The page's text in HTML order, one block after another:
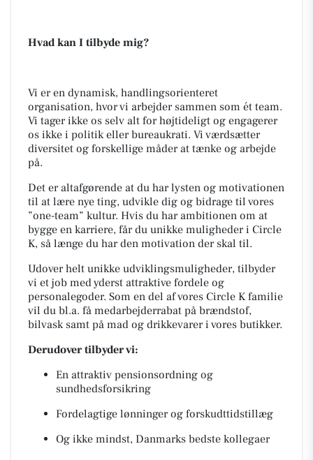
Hvad kan I tilbyde mig?
Vi er en dynamisk, handlingsorienteret
organisation, hvor vi arbejder sammen som ét team.
Vi tager ikke os selv alt for højtideligt og engagerer
os ikke i politik eller bureaukrati. Vi værdsætter
diversitet og forskellige måder at tænke og arbejde
på.
Det er altafgørende at du har lysten og motivationen
til at lære nye ting, udvikle dig og bidrage til vores
”one-team” kultur. Hvis du har ambitionen om at
bygge en karriere, får du unikke muligheder i Circle
K, så længe du har den motivation der skal til.
Udover helt unikke udviklingsmuligheder, tilbyder
vi et job med yderst attraktive fordele og
personalegoder. Som en del af vores Circle K familie
vil du bl.a. få medarbejderrabat på brændstof,
bilvask samt på mad og drikkevarer i vores butikker.
Derudover tilbyder vi:
En attraktiv pensionsordning og
sundhedsforsikring
Fordelagtige lønninger og forskudttidstillæg
Og ikke mindst, Danmarks bedste kollegaer